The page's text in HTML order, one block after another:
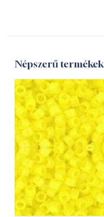
Népszerű termékek